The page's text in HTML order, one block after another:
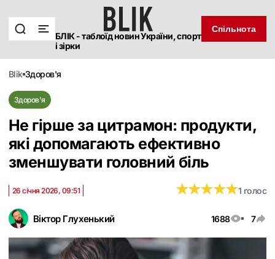
БЛІК - таблоїд новин України, спорт
і зірки
Спільнота
blik здоров'я
Здоров'я
Не гірше за цитрамон: продукти,
які допомагають ефективно
зменшувати головний біль
Віктор Глухенький 1688 7
26 січня 2026, 09:51 ★★★★★
★★★★★1 голос